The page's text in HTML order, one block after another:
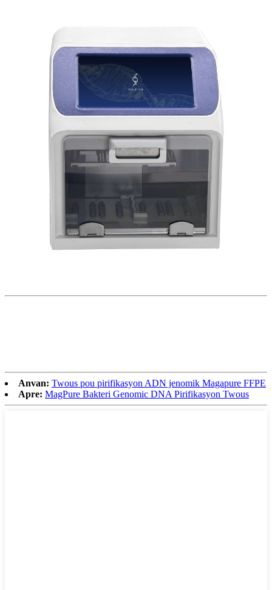
Anvan: Twous pou pirifikasyon ADN jenomik Magapure FFPE
Apre: MagPure Bakteri Genomic DNA Pirifikasyon Twous